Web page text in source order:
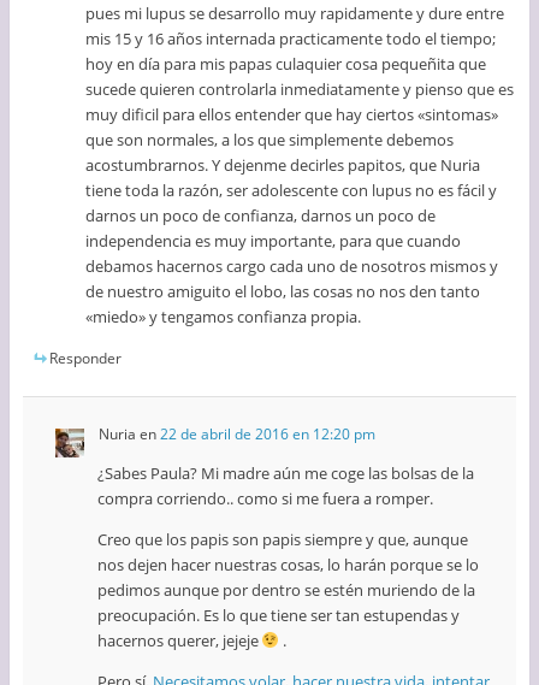
pues mi lupus se desarrollo muy rapidamente y dure entre
mis 15 y 16 años internada practicamente todo el tiempo;
hoy en día para mis papas culaquier cosa pequeñita que
sucede quieren controlarla inmediatamente y pienso que es
muy dificil para ellos entender que hay ciertos «sintomas»
que son normales, a los que simplemente debemos
acostumbrarnos. Y dejenme decirles papitos, que Nuria
tiene toda la razón, ser adolescente con lupus no es fácil y
darnos un poco de confianza, darnos un poco de
independencia es muy importante, para que cuando
debamos hacernos cargo cada uno de nosotros mismos y
de nuestro amiguito el lobo, las cosas no nos den tanto
«miedo» y tengamos confianza propia.
Responder
Nuria en22 de abril de 2016 en 12:20 pm
¿Sabes Paula? Mi madre aún me coge las bolsas de la
compra corriendo.. como si me fuera a romper.
Creo que los papis son papis siempre y que, aunque
nos dejen hacer nuestras cosas, lo harán porque se lo
pedimos aunque por dentro se estén muriendo de la
preocupación. Es lo que tiene ser tan estupendas y
hacernos querer, jejeje
.